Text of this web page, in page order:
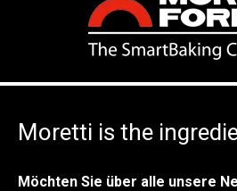
Moretti is the
Möchten Sie über alle unsere